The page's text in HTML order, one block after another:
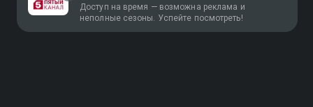
Доступ на время — возможна реклама и
неполные сезоны. Успейте посмотреть!